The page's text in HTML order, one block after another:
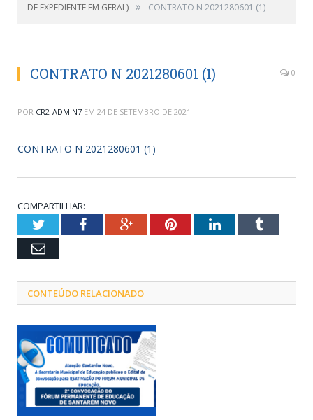
DE EXPEDIENTE EM GERAL) » CONTRATO N 2021280601 (1)
CONTRATO N 2021280601 (1) 0
POR CR2-ADMIN7 EM 24 DE SETEMBRO DE 2021
CONTRATO N 2021280601 (1)
COMPARTILHAR:
TwitterFacebookGoogle+PinterestLinkedInTumblr
Email
CONTEÚDO RELACIONADO